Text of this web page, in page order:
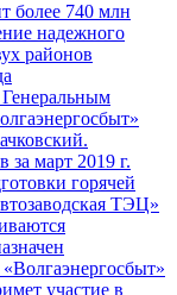
более 740 млн
надежного
районов
за март 2019 г.
горячей
ТЭЦ»
участие в